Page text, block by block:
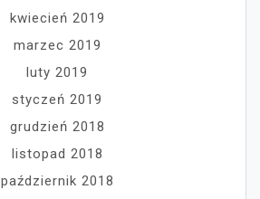
kwiecień 2019
marzec 2019
luty 2019
styczeń 2019
grudzień 2018
listopad 2018
październik 2018